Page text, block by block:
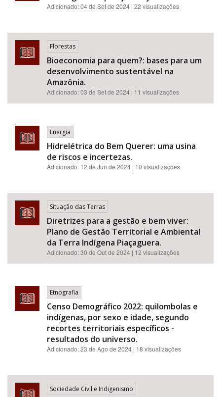
Adicionado:04 de Set de 2024 | 22 visualizações
Florestas
Bioeconomia para quem?: bases para um
desenvolvimento sustentável na
Amazônia.
Adicionado:03 de Set de 2024 | 11 visualizações
Energia
Hidrelétrica do Bem Querer: uma usina
de riscos e incertezas.
Adicionado: 12 de Jun de 2024 | 10 visualizações
Situação das Terras
Diretrizes para a gestão e bem viver:
Plano de Gestão Territorial e Ambiental
da Terra Indígena Piaçaguera.
Adicionado:30 de Out de 2024 | 12 visualizações
Etnografia
Censo Demográfico 2022: quilombolas e
indígenas, por sexo e idade, segundo
recortes territoriais específicos -
resultados do universo.
Adicionado:23 de Ago de 2024 | 18 visualizações
Sociedade Civil e Indigenismo